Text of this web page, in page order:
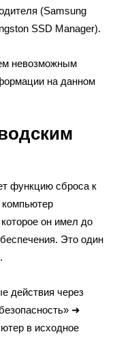
(Samsung
SSD Manager).
невозможным
на данном
функцию сброса к
компьютер
он имел до
Это один
действия через
➜
в исходное